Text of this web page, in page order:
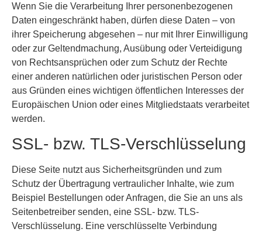
Wenn Sie die Verarbeitung Ihrer personenbezogenen
Daten eingeschränkt haben, dürfen diese Daten – von
ihrer Speicherung abgesehen – nur mit Ihrer Einwilligung
oder zur Geltendmachung, Ausübung oder Verteidigung
von Rechtsansprüchen oder zum Schutz der Rechte
einer anderen natürlichen oder juristischen Person oder
aus Gründen eines wichtigen öffentlichen Interesses der
Europäischen Union oder eines Mitgliedstaats verarbeitet
werden.
SSL- bzw. TLS-Verschlüsselung
Diese Seite nutzt aus Sicherheitsgründen und zum
Schutz der Übertragung vertraulicher Inhalte, wie zum
Beispiel Bestellungen oder Anfragen, die Sie an uns als
Seitenbetreiber senden, eine SSL- bzw. TLS-
Verschlüsselung. Eine verschlüsselte Verbindung